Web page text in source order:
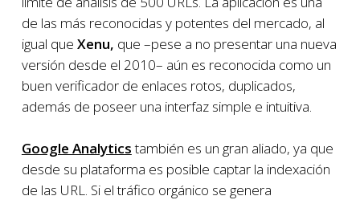
de las más reconocidas y potentes del mercado, al
igual que Xenu, que –pese a no presentar una nueva
versión desde el 2010­– aún es reconocida como un
buen verificador de enlaces rotos, duplicados,
además de poseer una interfaz simple e intuitiva.
Google Analyticstambién es un gran aliado, ya que
desde su plataforma es posible captar la indexación
de las URL. Si el tráfico orgánico se genera